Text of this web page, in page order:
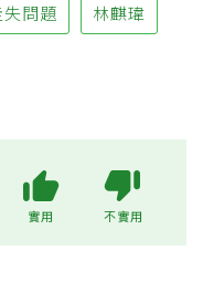
失問題 林麒瑋
實用 不實用